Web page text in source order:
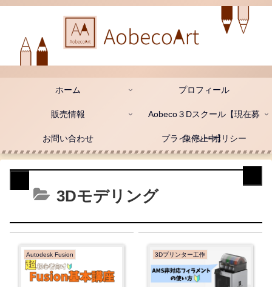
ホーム プロフィール
販売情報 Aobeco３Dスクール【現在募
集停止中】
お問い合わせ プライバシーポリシー
3Dモデリング
Autodesk Fusion 3Dプリンター工作